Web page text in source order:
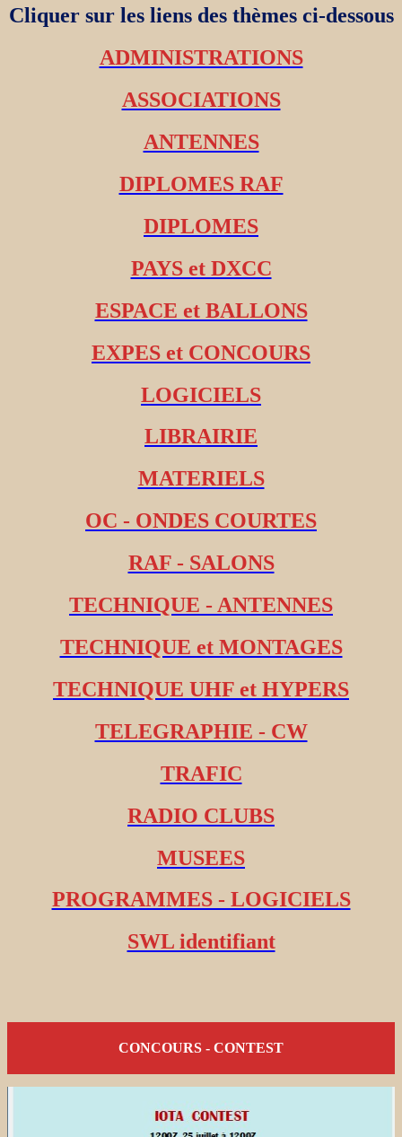
Cliquer sur les liens des thèmes ci-dessous
ADMINISTRATIONS
ASSOCIATIONS
ANTENNES
DIPLOMES RAF
DIPLOMES
PAYS et DXCC
ESPACE et BALLONS
EXPES et CONCOURS
LOGICIELS
LIBRAIRIE
MATERIELS
OC - ONDES COURTES
RAF - SALONS
TECHNIQUE - ANTENNES
TECHNIQUE et MONTAGES
TECHNIQUE UHF et HYPERS
TELEGRAPHIE - CW
TRAFIC
RADIO CLUBS
MUSEES
PROGRAMMES - LOGICIELS
SWL identifiant
CONCOURS - CONTEST